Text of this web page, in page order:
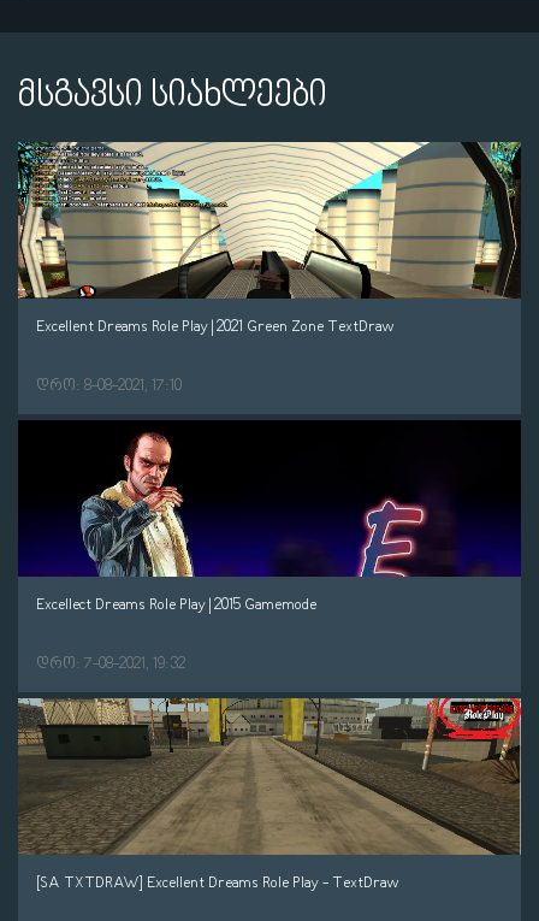
მსგავსი სიახლეები
Excellent Dreams Role Play | 2021 Green Zone TextDraw
დრო: 8-08-2021, 17:10
Excellect Dreams Role Play | 2015 Gamemode
დრო: 7-08-2021, 19:32
[SA TXTDRAW] Excellent Dreams Role Play - TextDraw